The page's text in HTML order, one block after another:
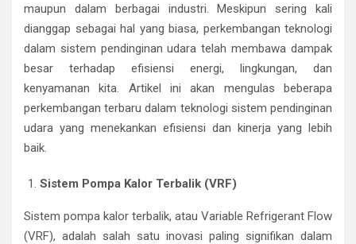
maupun dalam berbagai industri. Meskipun sering kali
dianggap sebagai hal yang biasa, perkembangan teknologi
dalam sistem pendinginan udara telah membawa dampak
besar terhadap efisiensi energi, lingkungan, dan
kenyamanan kita. Artikel ini akan mengulas beberapa
perkembangan terbaru dalam teknologi sistem pendinginan
udara yang menekankan efisiensi dan kinerja yang lebih
baik.
Sistem Pompa Kalor Terbalik (VRF)
Sistem pompa kalor terbalik, atau Variable Refrigerant Flow
(VRF), adalah salah satu inovasi paling signifikan dalam